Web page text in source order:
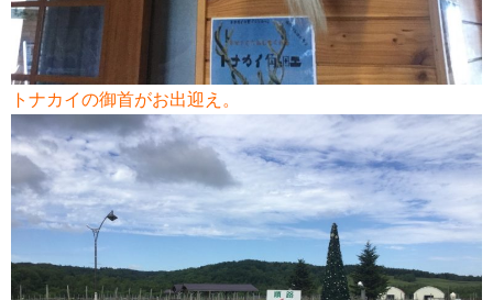
トナカイの御首がお出迎え。